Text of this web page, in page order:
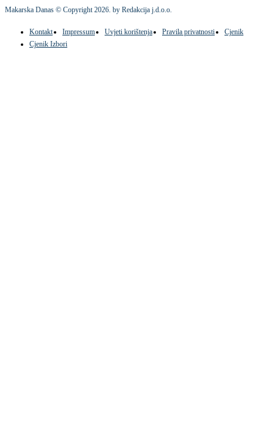
Makarska Danas © Copyright2026. by Redakcija j.d.o.o.
Kontakt Impressum Uvjeti korištenja Pravila privatnosti
Cjenik
Cjenik Izbori